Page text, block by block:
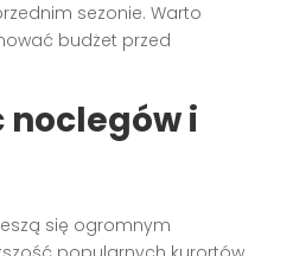
sezonie. Warto
budżet przed
noclegów i
się ogromnym